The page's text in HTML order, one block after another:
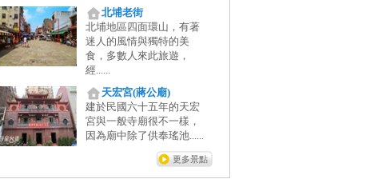
北埔老街
北埔地區四面環山，有著
迷人的風情與獨特的美
食，多數人來此旅遊，
經......
天宏宮(蔣公廟)
建於民國六十五年的天宏
宮與一般寺廟很不一樣，
因為廟中除了供奉瑤池......
更多景點